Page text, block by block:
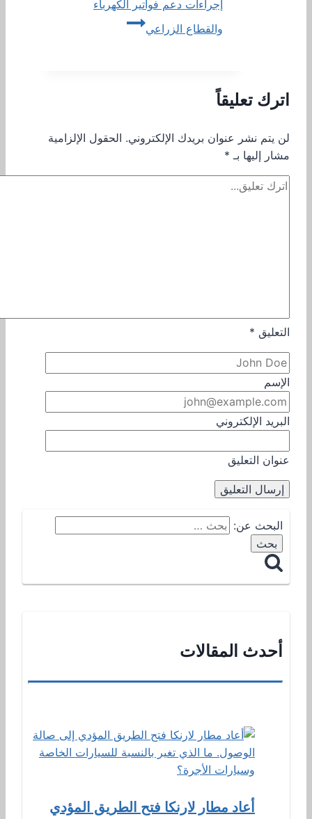
إجراءات دعم فواتير الكهرباء
والقطاع الزراعي
اترك تعليقاً
لن يتم نشر عنوان بريدك الإلكتروني. الحقول الإلزامية
مشار إليها بـ *
التعليق *
الإسم
البريد الإلكتروني
عنوان التعليق
البحث عن:
أحدث المقالات
أعاد مطار لارنكا فتح الطريق المؤدي